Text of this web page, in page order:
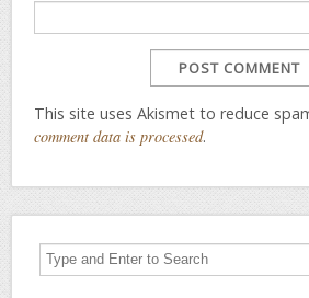
This site uses Akismet to reduce
comment data is processed.